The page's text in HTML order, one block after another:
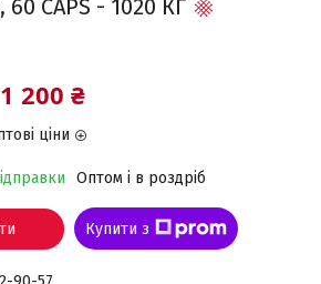
CAPS - 1020 КГ
1 200 ₴
ціни
Оптом і в роздріб
Купити з